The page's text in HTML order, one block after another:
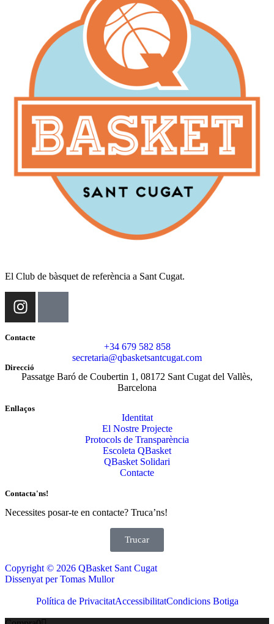
El Club de bàsquet de referència a Sant Cugat.
Contacte
+34 679 582 858
secretaria@qbasketsantcugat.com
Direcció
Passatge Baró de Coubertin 1, 08172 Sant Cugat del Vallès,
Barcelona
Enllaços
Identitat
El Nostre Projecte
Protocols de Transparència
Escoleta QBasket
QBasket Solidari
Contacte
Contacta'ns!
Necessites posar-te en contacte? Truca’ns!
Trucar
Copyright © 2026 QBasket Sant Cugat
Dissenyat per Tomas Mullor
Política de PrivacitatAccessibilitatCondicions Botiga